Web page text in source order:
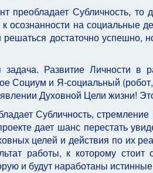
преобладает Субличность, то
осознанности на социальные
достаточно успешно,
задача. Развитие Личности в
Социум и Я-социальный
Духовной Цели жизни!
Субличность,
дает шанс перестать
целей и действия по их
работы, к которому
и будут наработаны